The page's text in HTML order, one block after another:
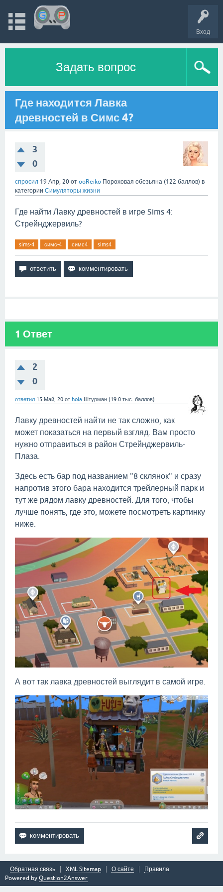
Вход
Задать вопрос
Где находится Лавка
древностей в Симс 4?
3
0
спросил 19 Апр, 20 от ooReiko Пороховая обезьяна (122 баллов) в
категории Симуляторы жизни
Где найти Лавку древностей в игре Sims 4:
Стрейнджервиль?
sims-4 симс-4 симс4 sims4
1 Ответ
2
0
ответил 15 Май, 20 от hola Штурман (19.0 тыс. баллов)
Лавку древностей найти не так сложно, как
может показаться на первый взгляд. Вам просто
нужно отправиться в район Стрейнджервиль-
Плаза.
Здесь есть бар под названием "8 склянок" и сразу
напротив этого бара находится трейлерный парк и
тут же рядом лавку древностей. Для того, чтобы
лучше понять, где это, можете посмотреть картинку
ниже.
А вот так лавка древностей выглядит в самой игре.
Обратная связь XML Sitemap О сайте
Правила
Powered by Question2Answer